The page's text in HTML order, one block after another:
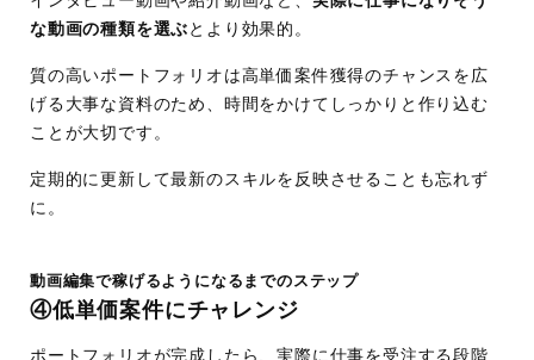
な動画の種類を選ぶ とより効果的。
質の高いポートフォリオは高単価案件獲得のチャンスを広
げる大事な資料のため、時間をかけてしっかりと作り込む
ことが大切です。
定期的に更新して最新のスキルを反映させることも忘れず
に。
動画編集で稼げるようになるまでのステップ
④低単価案件にチャレンジ
ポートフォリオが完成したら、実際に仕事を受注する段階